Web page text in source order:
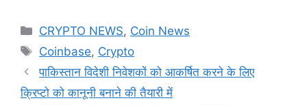
Categories
CRYPTO NEWS, Coin News
Tags
Coinbase, Crypto
पाकिस्तान विदेशी निवेशकों को आकर्षित करने के लिए
क्रिप्टो को कानूनी बनाने की तैयारी में